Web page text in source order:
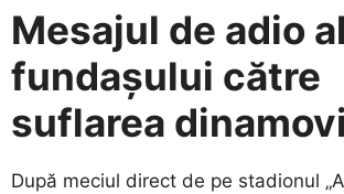
Mesajul de adio al
fundașului către
suflarea
​După meciul direct de pe stadionul